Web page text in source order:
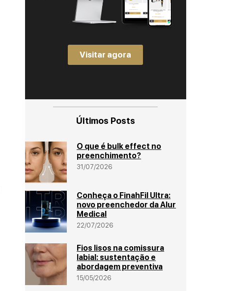
Visitar agora
Últimos Posts
O que é bulk effect no
preenchimento?
31/07/2026
Conheça o FinahFil Ultra:
novo preenchedor da Alur
Medical
22/07/2026
Fios lisos na comissura
labial: sustentação e
abordagem preventiva
15/05/2026